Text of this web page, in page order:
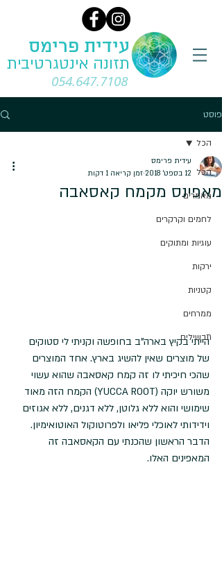
עידית פרימס
תזונה אינטגרטיבית
054.647.7108
פוסט
הכל
מאמרים
לחמים וקרקרים
עוגיות ומתוקים
ירקות
קטניות
ממרחים
תבשילים
הכל
מאפינס מקמח קאסאבה
עידית פרימס
12 בספט׳ 2018
זמן קריאה 1 דקות
הייתי בקיץ בארה"ב בחופשה וקניתי לי סטוקים
של מוצרים שאין להשיג בארץ. אחד המוצרים
שהכי חיכיתי לו זה קמח קאסאבה שהוא עשוי
משורש יוקה (YUCCA ROOT) הקמח הזה מאוד
שימושי והוא ללא גלוטן, ללא דגנים, ללא אגוזים
וידידותי לאוכלי פליאו ולפרוטוקול האוטואימיון.
הדבר הראשון שהכנתי עם הקאסאבה זה
המאפינים האלו.